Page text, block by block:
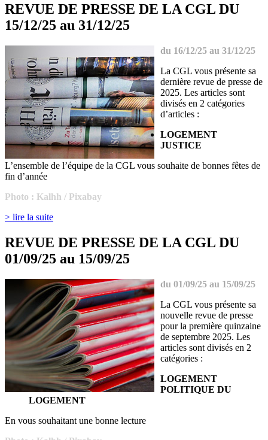
REVUE DE PRESSE DE LA CGL DU
15/12/25 au 31/12/25
du 16/12/25 au 31/12/25
La CGL vous présente sa
dernière revue de presse de
2025. Les articles sont
divisés en 2 catégories
d’articles :
LOGEMENT
JUSTICE
L’ensemble de l’équipe de la CGL vous souhaite de bonnes fêtes de
fin d’année
Photo : Kalhh / Pixabay
> lire la suite
REVUE DE PRESSE DE LA CGL DU
01/09/25 au 15/09/25
du 01/09/25 au 15/09/25
La CGL vous présente sa
nouvelle revue de presse
pour la première quinzaine
de septembre 2025. Les
articles sont divisés en 2
catégories :
LOGEMENT
POLITIQUE DU
LOGEMENT
En vous souhaitant une bonne lecture